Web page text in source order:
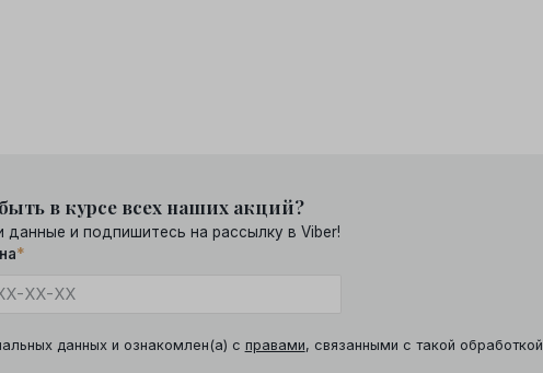
в курсе всех наших акций?
данные и подпишитесь на рассылку в Viber!
*
данных и ознакомлен(а) с правами, связанными с такой обработкой